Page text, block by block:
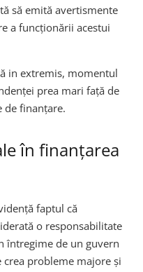
să emită avertismente
a funcționării acestui
in extremis, momentul
prea mari față de
de finanțare.
în finanțarea
faptul că
o responsabilitate
întregime de un guvern
crea probleme majore și